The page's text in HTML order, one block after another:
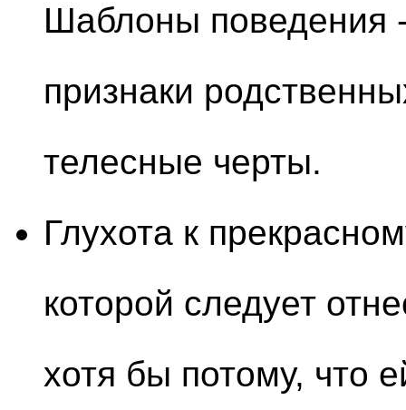
Шаблоны поведения
признаки
телесные черты.
Глухота к
которой следует
хотя бы потому, что